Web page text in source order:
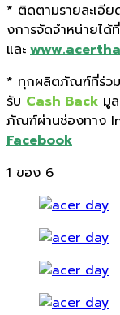
* ติดตามรายละเอี
งการจัดจำหน่ายได้ที่
และ
* ทุกผลิตภัณฑ์ที่ร่วม
รับ Cash Back มู
ภัณฑ์ผ่านช่องทาง
Facebook
1 ของ 6